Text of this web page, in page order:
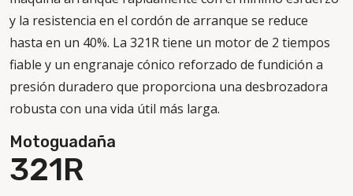
y la resistencia en el cordón de arranque se reduce
hasta en un 40%. La 321R tiene un motor de 2 tiempos
fiable y un engranaje cónico reforzado de fundición a
presión duradero que proporciona una desbrozadora
robusta con una vida útil más larga.
Motoguadaña
321R